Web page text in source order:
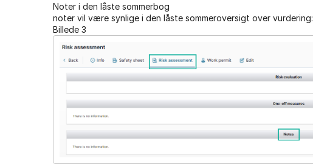
Noter i den låste sommerbog
noter vil være synlige i den låste sommeroversigt over vurdering:
Billede 3